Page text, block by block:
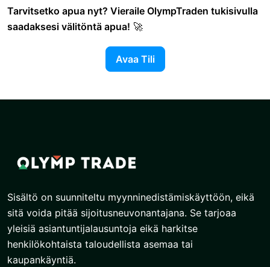
Tarvitsetko apua nyt? Vieraile OlympTraden tukisivulla
saadaksesi välitöntä apua! 🚀
Avaa Tili
Sisältö on suunniteltu myynninedistämiskäyttöön, eikä
sitä voida pitää sijoitusneuvonantajana. Se tarjoaa
yleisiä asiantuntijalausuntoja eikä harkitse
henkilökohtaista taloudellista asemaa tai
kaupankäyntiä.